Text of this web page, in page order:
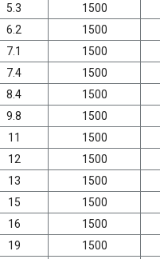
5.3 1500
6.2 1500
7.1 1500
7.4 1500
8.4 1500
9.8 1500
11 1500
12 1500
13 1500
15 1500
16 1500
19 1500